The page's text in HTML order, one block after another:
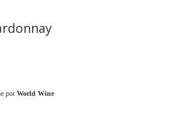
por World Wine